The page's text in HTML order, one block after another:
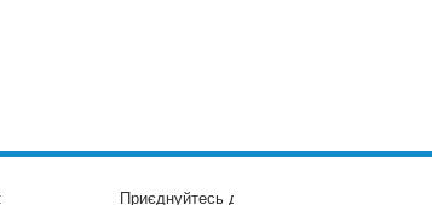
Приєднуйтесь до нас: